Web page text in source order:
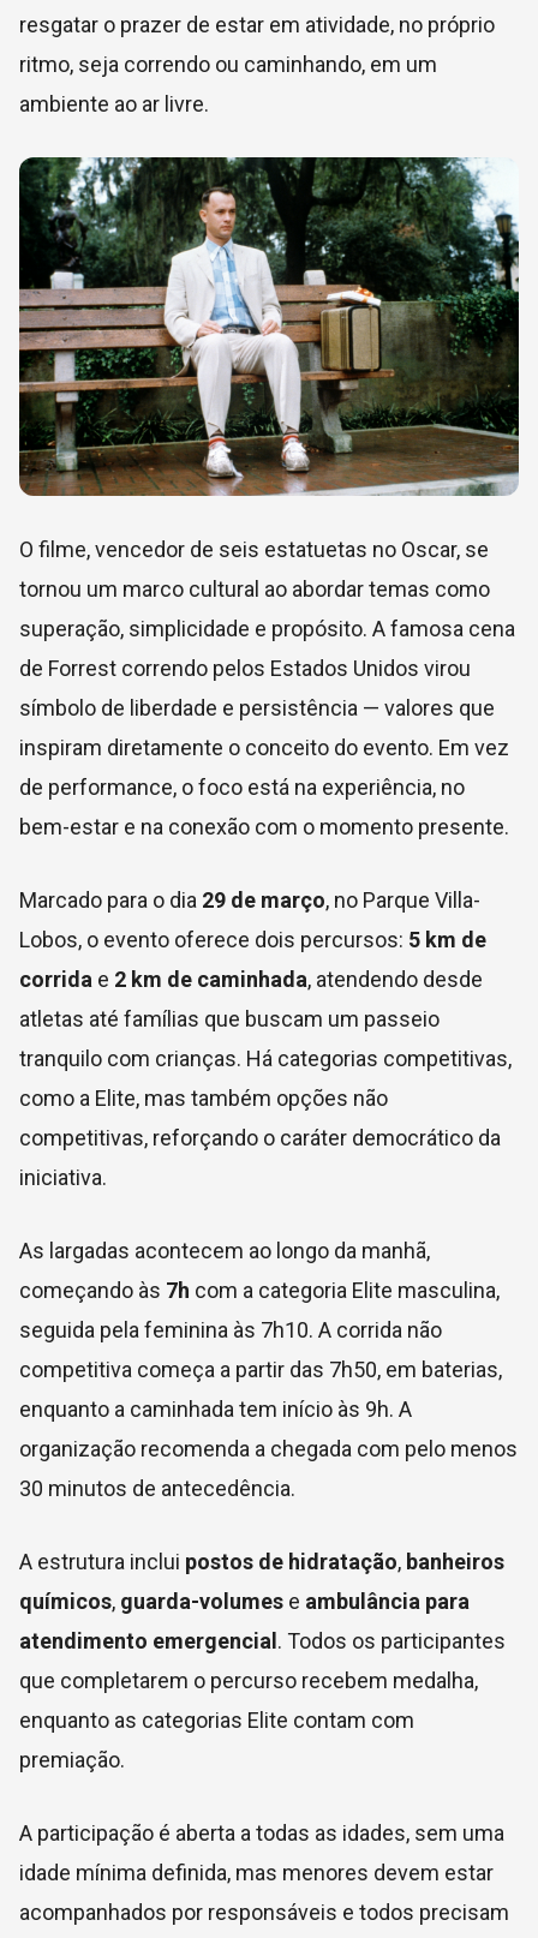
resgatar o prazer de estar em atividade, no próprio
ritmo, seja correndo ou caminhando, em um
ambiente ao ar livre.
O filme, vencedor de seis estatuetas no Oscar, se
tornou um marco cultural ao abordar temas como
superação, simplicidade e propósito. A famosa cena
de Forrest correndo pelos Estados Unidos virou
símbolo de liberdade e persistência — valores que
inspiram diretamente o conceito do evento. Em vez
de performance, o foco está na experiência, no
bem-estar e na conexão com o momento presente.
Marcado para o dia 29 de março, no Parque Villa-
Lobos, o evento oferece dois percursos: 5 km de
corrida e 2 km de caminhada, atendendo desde
atletas até famílias que buscam um passeio
tranquilo com crianças. Há categorias competitivas,
como a Elite, mas também opções não
competitivas, reforçando o caráter democrático da
iniciativa.
As largadas acontecem ao longo da manhã,
começando às 7h com a categoria Elite masculina,
seguida pela feminina às 7h10. A corrida não
competitiva começa a partir das 7h50, em baterias,
enquanto a caminhada tem início às 9h. A
organização recomenda a chegada com pelo menos
30 minutos de antecedência.
A estrutura inclui postos de hidratação, banheiros
químicos, guarda-volumes e ambulância para
atendimento emergencial . Todos os participantes
que completarem o percurso recebem medalha,
enquanto as categorias Elite contam com
premiação.
A participação é aberta a todas as idades, sem uma
idade mínima definida, mas menores devem estar
acompanhados por responsáveis e todos precisam